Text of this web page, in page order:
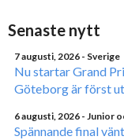
Senaste nytt
7 augusti, 2026 - Sverige
Nu startar Grand
Göteborg är först ut
6 augusti, 2026 - Junior
Spännande final